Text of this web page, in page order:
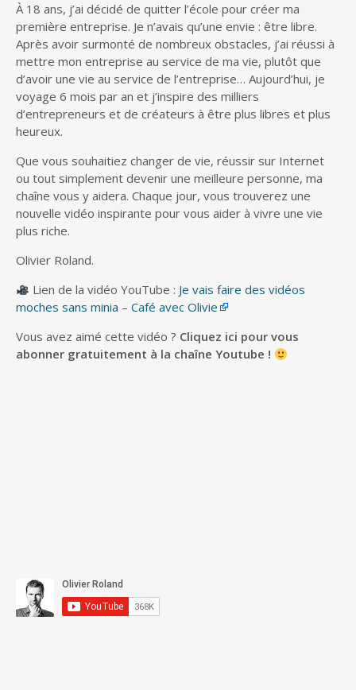
À 18 ans, j’ai décidé de quitter l’école pour créer ma
première entreprise. Je n’avais qu’une envie : être libre.
Après avoir surmonté de nombreux obstacles, j’ai réussi à
mettre mon entreprise au service de ma vie, plutôt que
d’avoir une vie au service de l’entreprise… Aujourd’hui, je
voyage 6 mois par an et j’inspire des milliers
d’entrepreneurs et de créateurs à être plus libres et plus
heureux.
Que vous souhaitiez changer de vie, réussir sur Internet
ou tout simplement devenir une meilleure personne, ma
chaîne vous y aidera. Chaque jour, vous trouverez une
nouvelle vidéo inspirante pour vous aider à vivre une vie
plus riche.
Olivier Roland.
Lien de la vidéo YouTube : Je vais faire des vidéos
moches sans minia – Café avec Olivie
Vous avez aimé cette vidéo ? Cliquez ici pour vous
abonner gratuitement à la chaîne Youtube !